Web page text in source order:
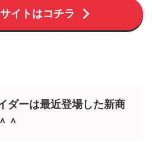
イトはコチラ
ダーは最近登場した新商
＾